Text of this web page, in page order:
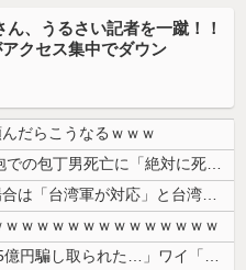
ん、うるさい記者を一蹴！！
クセス集中でダウン
だらこうなるｗｗｗ
【悲報】 玉川徹さん、警官の発泡での包丁男死亡に「絶対に死刑にならない...
日本の商船が中国に臨検された場合は「台湾軍が対応」と台湾軍トップ！
ｗｗｗｗｗｗｗｗｗｗｗｗｗｗ
【悲報】積水ハウス「地面師に55億円騙し取られた…」ワイ「会社終わった...